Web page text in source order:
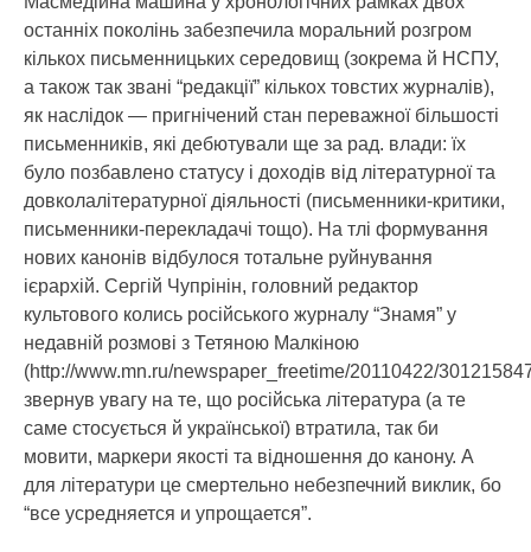
останніх поколінь забезпечила моральний розгром
кількох письменницьких середовищ (зокрема й НСПУ,
а також так звані “редакції” кількох товстих журналів),
як наслідок — пригнічений стан переважної більшості
письменників, які дебютували ще за рад. влади: їх
було позбавлено статусу і доходів від літературної та
довколалітературної діяльності (письменники-критики,
письменники-перекладачі тощо). На тлі формування
нових канонів відбулося тотальне руйнування
ієрархій. Сергій Чупрінін, головний редактор
культового колись російського журналу “Знамя” у
недавній розмові з Тетяною Малкіною
(http://www.mn.ru/newspaper_freetime/20110422/
звернув увагу на те, що російська література (а те
саме стосується й української) втратила, так би
мовити, маркери якості та відношення до канону. А
для літератури це смертельно небезпечний виклик, бо
“все усредняется и упрощается”.